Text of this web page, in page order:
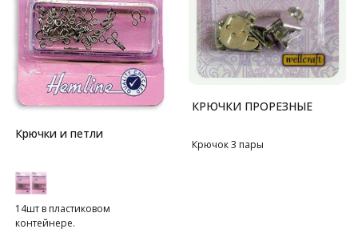
Крючки и петли
14шт в пластиковом
контейнере.
КРЮЧКИ ПРОРЕЗНЫЕ
Крючок 3 пары